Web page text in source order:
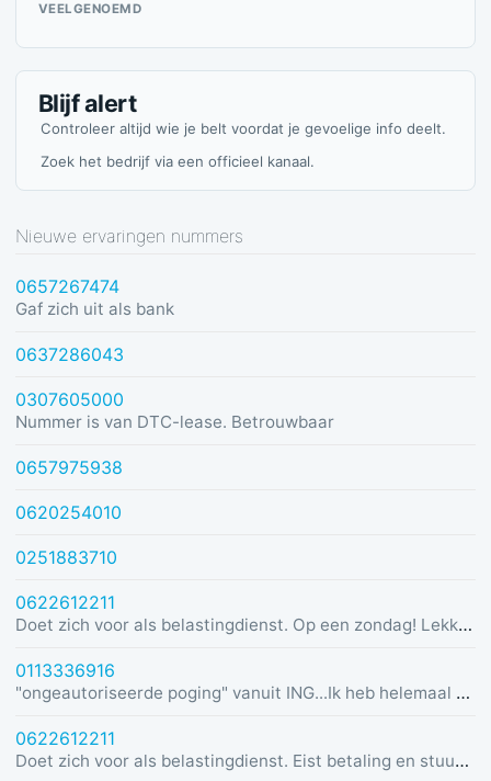
VEELGENOEMD
Blijf alert
Controleer altijd wie je belt voordat je gevoelige info deelt.
Zoek het bedrijf via een officieel kanaal.
Nieuwe ervaringen nummers
0657267474
Gaf zich uit als bank
0637286043
0307605000
Nummer is van DTC-lease. Betrouwbaar
0657975938
0620254010
0251883710
0622612211
Doet zich voor als belastingdienst. Op een zondag! Lekker dom
0113336916
"ongeautoriseerde poging" vanuit ING...Ik heb helemaal geen rekening bij ING :)
0622612211
Doet zich voor als belastingdienst. Eist betaling en stuurt link in bericht met dreiging van beslaglegging.